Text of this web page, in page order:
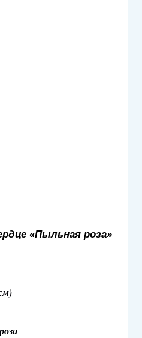
«Пыльная роза»